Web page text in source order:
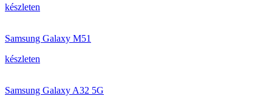
készleten
Samsung Galaxy M51
készleten
Samsung Galaxy A32 5G